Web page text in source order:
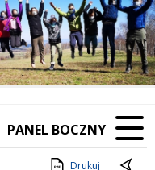
PANEL BOCZNY
Drukuj